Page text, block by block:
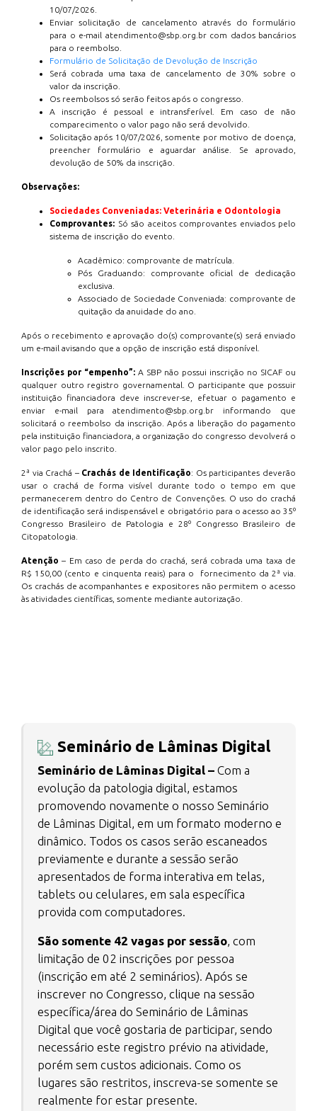
10/07/2026.
Enviar solicitação de cancelamento através do formulário
para o e-mail atendimento@sbp.org.br com dados bancários
para o reembolso.
Formulário de Solicitação de Devolução de Inscrição
Será cobrada uma taxa de cancelamento de 30% sobre o
valor da inscrição.
Os reembolsos só serão feitos após o congresso.
A inscrição é pessoal e intransferível. Em caso de não
comparecimento o valor pago não será devolvido.
Solicitação após 10/07/2026, somente por motivo de doença,
preencher formulário e aguardar análise. Se aprovado,
devolução de 50% da inscrição.
Observações:
Sociedades Conveniadas: Veterinária e Odontologia
Comprovantes: Só são aceitos comprovantes enviados pelo
sistema de inscrição do evento.
Acadêmico: comprovante de matrícula.
Pós Graduando: comprovante oficial de dedicação
exclusiva.
Associado de Sociedade Conveniada: comprovante de
quitação da anuidade do ano.
Após o recebimento e aprovação do(s) comprovante(s) será enviado
um e-mail avisando que a opção de inscrição está disponível.
Inscrições por “empenho”: A SBP não possui inscrição no SICAF ou
qualquer outro registro governamental. O participante que possuir
instituição financiadora deve inscrever-se, efetuar o pagamento e
enviar e-mail para atendimento@sbp.org.br informando que
solicitará o reembolso da inscrição. Após a liberação do pagamento
pela instituição financiadora, a organização do congresso devolverá o
valor pago pelo inscrito.
2ª via Crachá – Crachás de Identificação: Os participantes deverão
usar o crachá de forma visível durante todo o tempo em que
permanecerem dentro do Centro de Convenções. O uso do crachá
de identificação será indispensável e obrigatório para o acesso ao 35º
Congresso Brasileiro de Patologia e 28º Congresso Brasileiro de
Citopatologia.
Atenção – Em caso de perda do crachá, será cobrada uma taxa de
R$ 150,00 (cento e cinquenta reais) para o fornecimento da 2ª via.
Os crachás de acompanhantes e expositores não permitem o acesso
às atividades científicas, somente mediante autorização.
Seminário de Lâminas Digital
Seminário de Lâminas Digital – Com a
evolução da patologia digital, estamos
promovendo novamente o nosso Seminário
de Lâminas Digital, em um formato moderno e
dinâmico. Todos os casos serão escaneados
previamente e durante a sessão serão
apresentados de forma interativa em telas,
tablets ou celulares, em sala específica
provida com computadores.
São somente 42 vagas por sessão, com
limitação de 02 inscrições por pessoa
(inscrição em até 2 seminários). Após se
inscrever no Congresso, clique na sessão
específica/área do Seminário de Lâminas
Digital que você gostaria de participar, sendo
necessário este registro prévio na atividade,
porém sem custos adicionais. Como os
lugares são restritos, inscreva-se somente se
realmente for estar presente.